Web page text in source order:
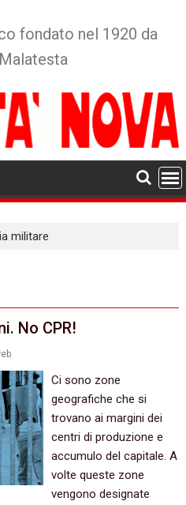
fondato nel 1920 da
militare
No CPR!
Ci sono zone
geografiche che si
trovano ai margini dei
centri di produzione e
accumulo del capitale. A
volte queste zone
vengono designate